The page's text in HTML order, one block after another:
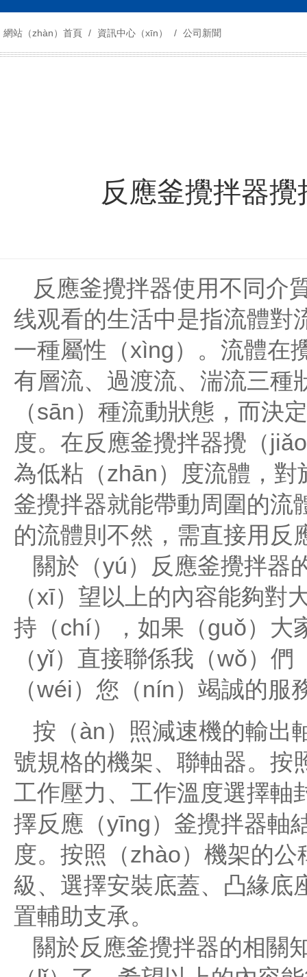
網站（zhàn）首頁 / 資訊中心（xīn） / 公司新聞
反應釜攪拌器
反應釜攪拌器使用不同介
线观看的生活中是指流體對
一種屬性（xìng）。流體在
有層流、過渡流、湍流三種
（sān）種流動狀態，而決
度。在反應釜攪拌器攪（
為低粘（zhān）度流體，
釜攪拌器就能帶動周圍的流
的流體則不然，需直接用反
關於（yú）反應釜攪拌器
（xī）望以上的內容能夠
持（chí），如果（guǒ）大
（yǐ）直接聯係我（wǒ）
（wéi）您（nín）竭誠的服
按（àn）照減速機的輸出
號規格的機架、聯軸器。按
工作壓力、工作溫度選擇軸
擇反應（yīng）釜攪拌器軸
度。按照（zhào）機架的
級、選擇安裝底蓋、凸緣底
置輔助支承。
關於反應釜攪拌器的相關